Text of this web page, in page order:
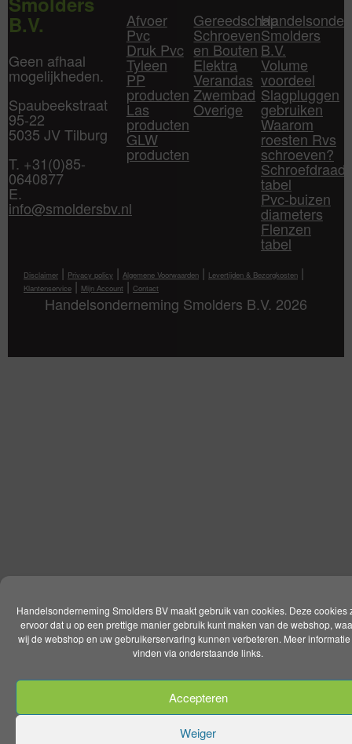
Handelsonderneming Smolders BV maakt gebruik van cookies. Deze cookies
ervoor dat u op een prettige manier gebruik kunt maken van de webshop,
wij de webshop en uw gebruikerservaring kunnen verbeteren. Meer
vinden via onderstaande links.
Accepteren
Weiger
B.V.
Geen afhaal
mogelijkheden.
Spaubeekstraat
95-22
5035 JV Tilburg
T. +31(0)85-
0640877
E.
info@smoldersbv.nl
Afvoer
Pvc
Druk Pvc
Tyleen
PP
producten
Las
producten
GLW
producten
Gereedschap
Schroeven
en Bouten
Elektra
Verandas
Zwembad
Overige
Smolders
B.V.
Volume
voordeel
Slagpluggen
gebruiken
Waarom
roesten Rvs
schroeven?
Schroefdraad
tabel
Pvc-buizen
diameters
Flenzen
tabel
Disclaimer | Privacy policy | Algemene Voorwaarden | Levertijden & Bezorgkosten |
Klantenservice | Mijn Account | Contact
Handelsonderneming Smolders B.V. 2026